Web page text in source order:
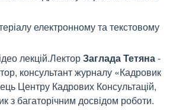
електронному та текстовому
лекцій.ЛекторЗаглада Тетяна-
консультант журналу «Кадровик
Центру Кадрових Консультацій,
з багаторічним досвідом роботи.